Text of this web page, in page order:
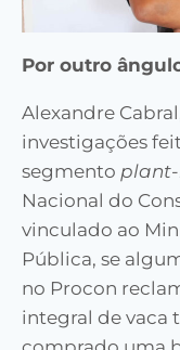
Por outro
Alexandre
investigações
segmento
Nacional do
vinculado ao
Pública, se
no Procon
integral de vaca